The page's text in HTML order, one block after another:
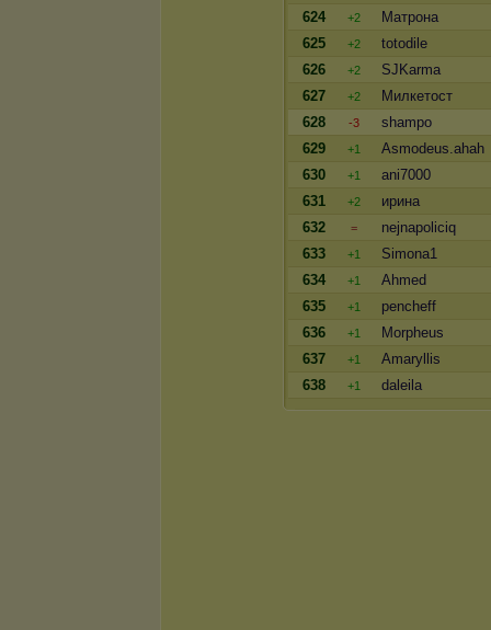
624
+2
Матрона
625
+2
totodile
626
+2
SJKarma
627
+2
Милкетост
628
-3
shampo
629
+1
Asmodeus.ahah
630
+1
ani7000
631
+2
ирина
632
=
nejnapoliciq
633
+1
Simona1
634
+1
Ahmed
635
+1
pencheff
636
+1
Morpheus
637
+1
Amaryllis
638
+1 daleila